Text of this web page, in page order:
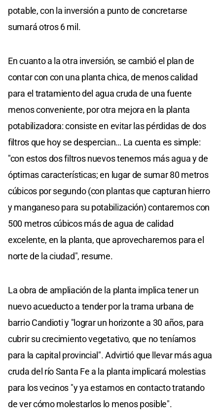
potable, con la inversión a punto de concretarse
sumará otros 6 mil.
En cuanto a la otra inversión, se cambió el plan de
contar con con una planta chica, de menos calidad
para el tratamiento del agua cruda de una fuente
menos conveniente, por otra mejora en la planta
potabilizadora: consiste en evitar las pérdidas de dos
filtros que hoy se despercian… La cuenta es simple:
"con estos dos filtros nuevos tenemos más agua y de
óptimas características; en lugar de sumar 80 metros
cúbicos por segundo (con plantas que capturan hierro
y manganeso para su potabilización) contaremos con
500 metros cúbicos más de agua de calidad
excelente, en la planta, que aprovecharemos para el
norte de la ciudad", resume.
La obra de ampliación de la planta implica tener un
nuevo acueducto a tender por la trama urbana de
barrio Candioti y "lograr un horizonte a 30 años, para
cubrir su crecimiento vegetativo, que no teníamos
para la capital provincial". Advirtió que llevar más agua
cruda del río Santa Fe a la planta implicará molestias
para los vecinos "y ya estamos en contacto tratando
de ver cómo molestarlos lo menos posible".